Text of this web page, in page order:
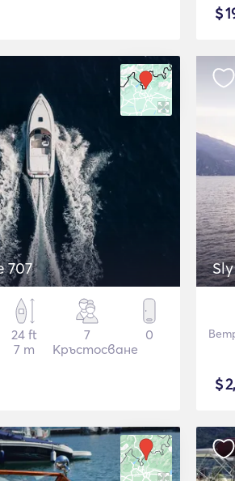
$
707
24 ft
7 m
7
Кръстосване
0
$